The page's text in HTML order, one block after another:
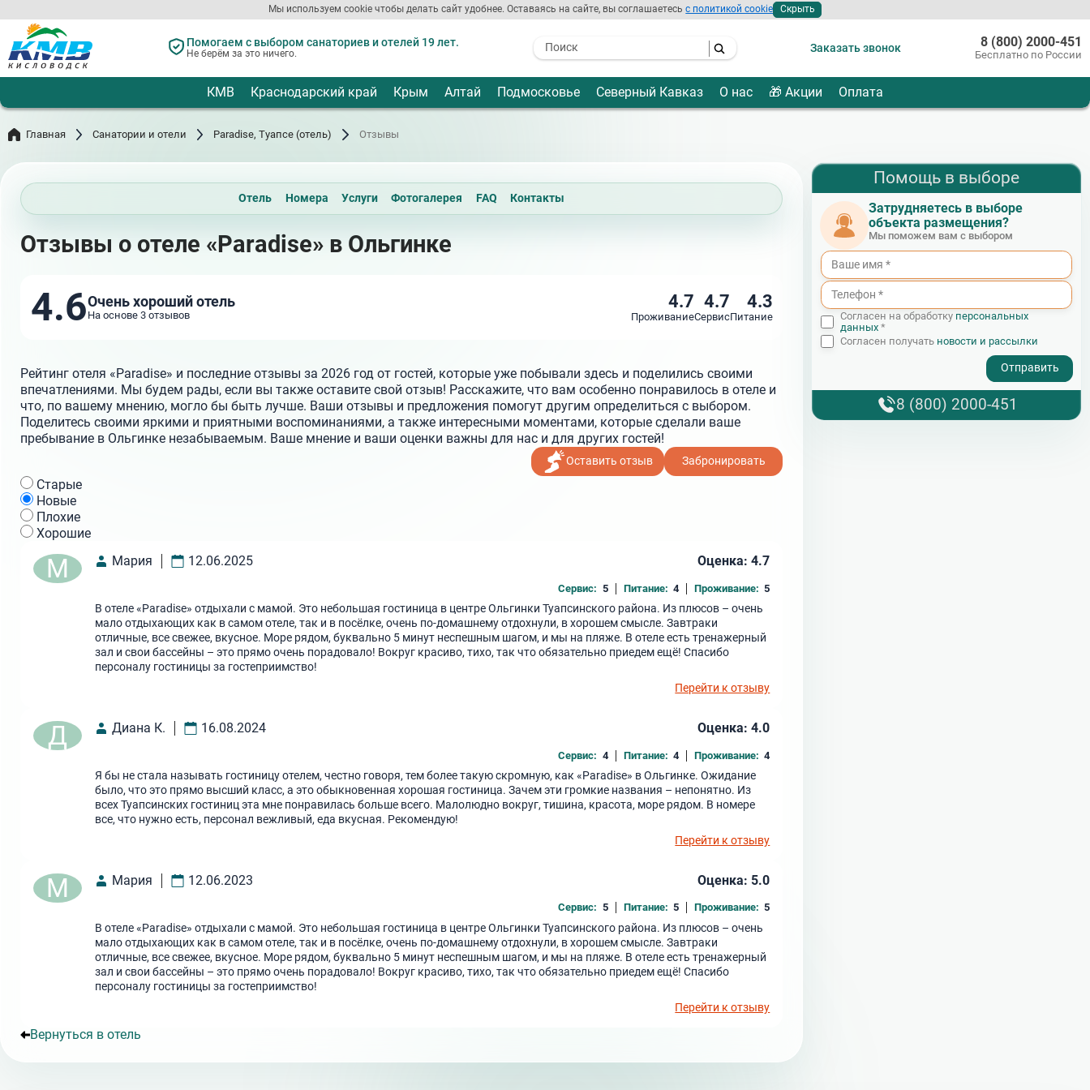
Мы используем cookie чтобы делать сайт удобнее. Оставаясь на сайте, вы соглашаетесьс политикой cookie Скрыть
к
основному
содержанию
Помогаем с выбором санаториев и отелей 19 лет.
Не берём за это ничего.
- I agree to the processing of my
Заказать звонок 8 (800) 2000-451
Бесплатно по России
КМВ Краснодарский край Крым Алтай Подмосковье Северный Кавказ О нас 🎁 Акции Оплата
Главная Санатории и отели Paradise, Туапсе (отель) Отзывы
Отель Номера Услуги Фотогалерея FAQ Контакты
Отзывы о отеле «Paradise» в Ольгинке
4.6Очень хороший отель
На основе 3 отзывов
4.7
Проживание
4.7
Сервис
4.3
Питание
Рейтинг отеля «Paradise» и последние отзывы за 2026 год от гостей, которые уже побывали здесь и поделились своими
впечатлениями. Мы будем рады, если вы также оставите свой отзыв! Расскажите, что вам особенно понравилось в отеле и
что, по вашему мнению, могло бы быть лучше. Ваши отзывы и предложения помогут другим определиться с выбором.
Поделитесь своими яркими и приятными воспоминаниями, а также интересными моментами, которые сделали ваше
пребывание в Ольгинке незабываемым. Ваше мнение и ваши оценки важны для нас и для других гостей!
Оставить отзыв Забронировать
Cтарые
Новые
Плохие
Хорошие
М Мария 12.06.2025 Оценка: 4.7
Сервис: 5 Питание: 4 Проживание: 5
В отеле «Paradise» отдыхали с мамой. Это небольшая гостиница в центре Ольгинки Туапсинского района. Из плюсов – очень
мало отдыхающих как в самом отеле, так и в посёлке, очень по-домашнему отдохнули, в хорошем смысле. Завтраки
отличные, все свежее, вкусное. Море рядом, буквально 5 минут неспешным шагом, и мы на пляже. В отеле есть тренажерный
зал и свои бассейны – это прямо очень порадовало! Вокруг красиво, тихо, так что обязательно приедем ещё! Спасибо
персоналу гостиницы за гостеприимство!
Перейти к отзыву
Д Диана К. 16.08.2024 Оценка: 4.0
Сервис: 4 Питание: 4 Проживание: 4
Я бы не стала называть гостиницу отелем, честно говоря, тем более такую скромную, как «Paradise» в Ольгинке. Ожидание
было, что это прямо высший класс, а это обыкновенная хорошая гостиница. Зачем эти громкие названия – непонятно. Из
всех Туапсинских гостиниц эта мне понравилась больше всего. Малолюдно вокруг, тишина, красота, море рядом. В номере
все, что нужно есть, персонал вежливый, еда вкусная. Рекомендую!
Перейти к отзыву
М Мария 12.06.2023 Оценка: 5.0
Сервис: 5 Питание: 5 Проживание: 5
В отеле «Paradise» отдыхали с мамой. Это небольшая гостиница в центре Ольгинки Туапсинского района. Из плюсов – очень
мало отдыхающих как в самом отеле, так и в посёлке, очень по-домашнему отдохнули, в хорошем смысле. Завтраки
отличные, все свежее, вкусное. Море рядом, буквально 5 минут неспешным шагом, и мы на пляже. В отеле есть тренажерный
зал и свои бассейны – это прямо очень порадовало! Вокруг красиво, тихо, так что обязательно приедем ещё! Спасибо
персоналу гостиницы за гостеприимство!
Перейти к отзыву
Вернуться в отель
Помощь в выборе
Затрудняетесь в выборе
объекта размещения?
Мы поможем вам с выбором
Согласен на обработку персональных
данных*
Согласен получать новости и рассылки
8 (800) 2000-451